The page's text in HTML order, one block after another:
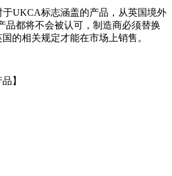
于UKCA标志涵盖的产品，从英国境外
品都将不会被认可，制造商必须替换
的相关规定才能在市场上销售。
】